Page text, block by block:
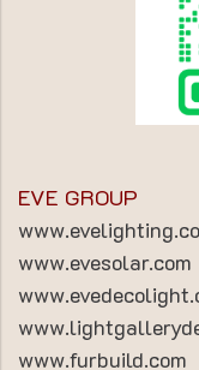
EVE GROUP
www.evesolar.com
www.furbuild.com